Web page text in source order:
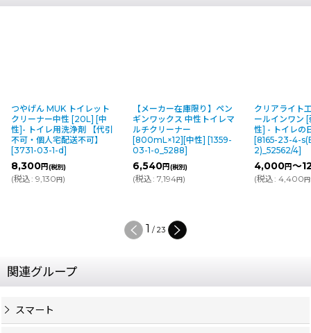
つやげん MUK トイレット
クリーナー中性 [20L] [中
性]- トイレ用洗浄剤 【代引
不可・個人宅配送不可】
[3731-03-1-d]
8,300円(税別)
(税込: 9,130円)
【メーカー在庫限り】ペン
ギンワックス 中性トイレマ
ルチクリーナー
[800mL×12][中性] [1359-
03-1-o_5288]
6,540円(税別)
(税込: 7,194円)
クリアライト
ールインワン
性] - トイレの
[8165-23-4-
2)_52562/4]
4,000円～
(税込: 4,400円
1 / 23
関連グループ
スマート